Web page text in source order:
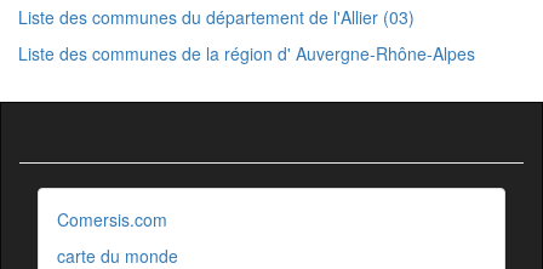
Liste des communes du département de l'Allier (03)
Liste des communes de la région d' Auvergne-Rhône-Alpes
Comersis.com
carte du monde